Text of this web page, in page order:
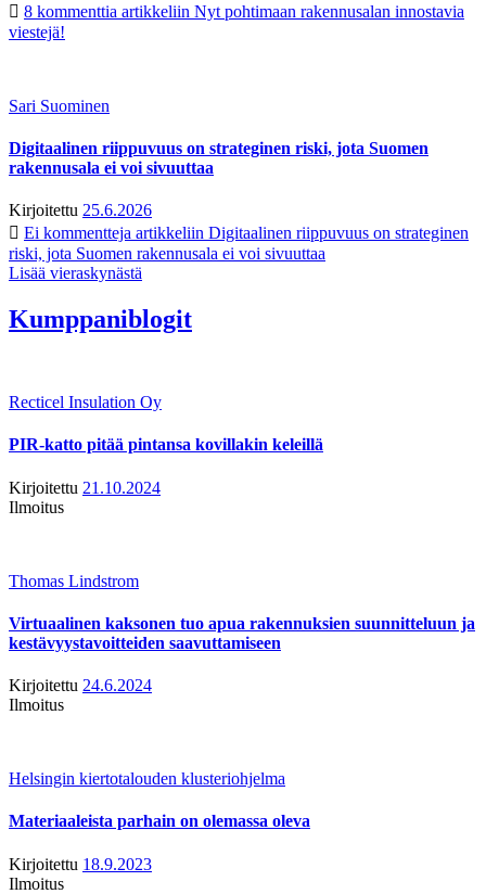
8 kommenttia artikkeliin Nyt pohtimaan rakennusalan innostavia
viestejä!
Sari Suominen
Digitaalinen riippuvuus on strateginen riski, jota Suomen
rakennusala ei voi sivuuttaa
Kirjoitettu 25.6.2026
Ei kommentteja artikkeliin Digitaalinen riippuvuus on strateginen
riski, jota Suomen rakennusala ei voi sivuuttaa
Lisää vieraskynästä
Kumppaniblogit
Recticel Insulation Oy
PIR-katto pitää pintansa kovillakin keleillä
Kirjoitettu 21.10.2024
Ilmoitus
Thomas Lindstrom
Virtuaalinen kaksonen tuo apua rakennuksien suunnitteluun ja
kestävyystavoitteiden saavuttamiseen
Kirjoitettu 24.6.2024
Ilmoitus
Helsingin kiertotalouden klusteriohjelma
Materiaaleista parhain on olemassa oleva
Kirjoitettu 18.9.2023
Ilmoitus